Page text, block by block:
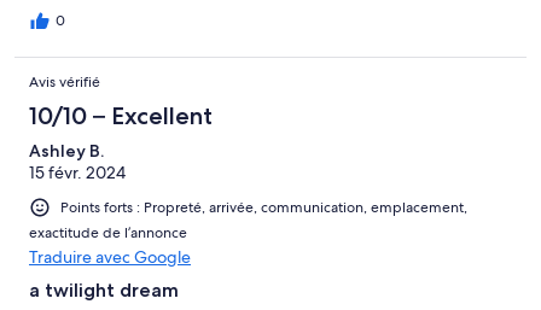
0
Avis vérifié
10/10 – Excellent
Ashley B.
15 févr. 2024
Points forts : Propreté, arrivée, communication, emplacement,
exactitude de l’annonce
Traduire avec Google
a twilight dream